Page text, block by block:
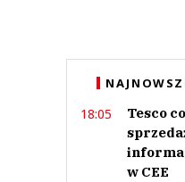
18:05
Tesco
w CEE